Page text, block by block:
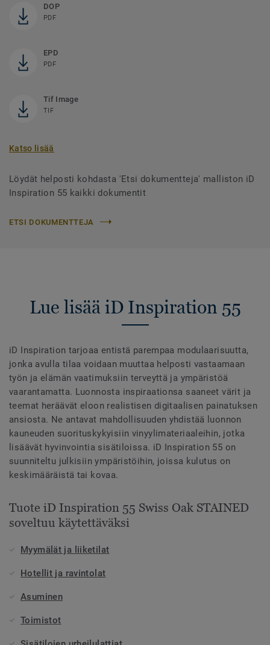
DOP
PDF
EPD
PDF
Tif Image
TIF
Katso lisää
Löydät helposti kohdasta 'Etsi dokumentteja' malliston iD
Inspiration 55 kaikki dokumentit
ETSI DOKUMENTTEJA
Lue lisää iD Inspiration 55
iD Inspiration tarjoaa entistä parempaa modulaarisuutta,
jonka avulla tilaa voidaan muuttaa helposti vastaamaan
työn ja elämän vaatimuksiin terveyttä ja ympäristöä
vaarantamatta. Luonnosta inspiraationsa saaneet värit ja
teemat heräävät eloon realistisen digitaalisen painatuksen
ansiosta. Ne antavat mahdollisuuden yhdistää luonnon
kauneuden suorituskykyisiin vinyylimateriaaleihin, jotka
lisäävät hyvinvointia sisätiloissa. iD Inspiration 55 on
suunniteltu julkisiin ympäristöihin, joissa kulutus on
keskimääräistä tai kovaa.
Tuote iD Inspiration 55 Swiss Oak STAINED
soveltuu käytettäväksi
Myymälät ja liiketilat
Hotellit ja ravintolat
Asuminen
Toimistot